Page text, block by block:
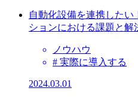
自動化設備を連携した
ションにおける課題と解
ノウハウ
# 実際に導入する
2024.03.01